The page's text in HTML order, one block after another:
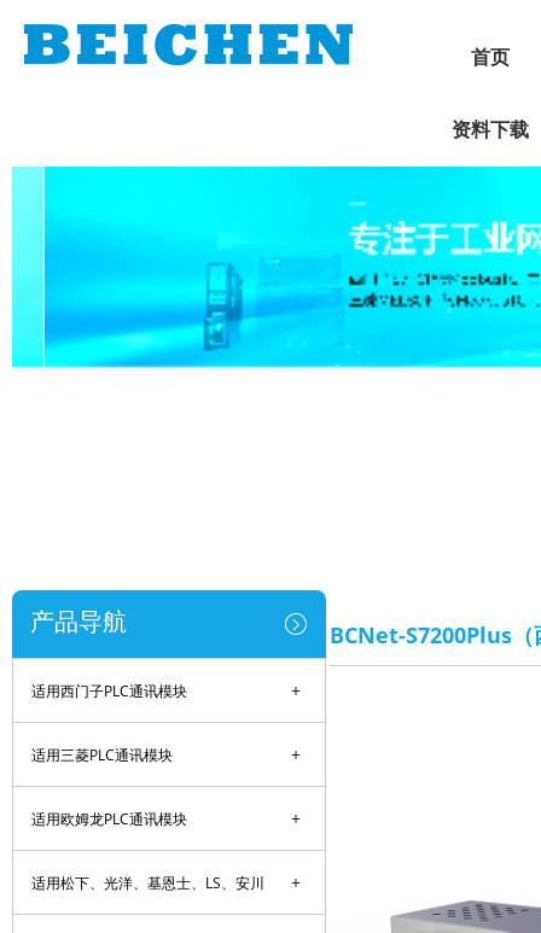
首页
资料下载
产品导航
适用西门子PLC通讯模块 +
适用三菱PLC通讯模块 +
适用欧姆龙PLC通讯模块 +
适用松下、光洋、基恩士、LS、安川 +
BCNet-S7200Plus（